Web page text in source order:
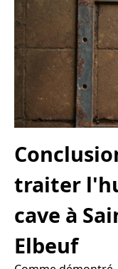
traiter
cave à
Elbeuf